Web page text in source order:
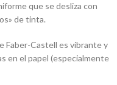
que se desliza con
de tinta.
Faber-Castell es vibrante y
en el papel (especialmente